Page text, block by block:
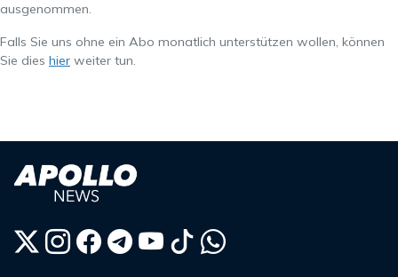
ausgenommen.
Falls Sie uns ohne ein Abo monatlich unterstützen wollen, können
Sie dies hier weiter tun.